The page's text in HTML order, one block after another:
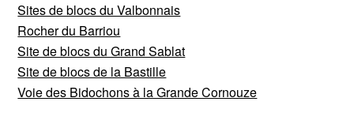
Sites de blocs du Valbonnais
Rocher du Barriou
Site de blocs du Grand Sablat
Site de blocs de la Bastille
Voie des Bidochons à la Grande Cornouze